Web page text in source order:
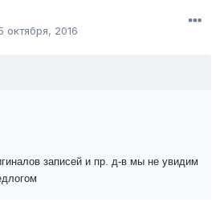
октября, 2016
записей и пр. д-в мы не увидим